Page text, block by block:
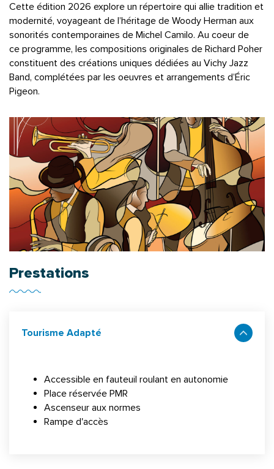
Cette édition 2026 explore un répertoire qui allie tradition et
modernité, voyageant de l’héritage de Woody Herman aux
sonorités contemporaines de Michel Camilo. Au coeur de
ce programme, les compositions originales de Richard Poher
constituent des créations uniques dédiées au Vichy Jazz
Band, complétées par les oeuvres et arrangements d’Éric
Pigeon.
Prestations
Tourisme Adapté
Accessible en fauteuil roulant en autonomie
Place réservée PMR
Ascenseur aux normes
Rampe d'accès